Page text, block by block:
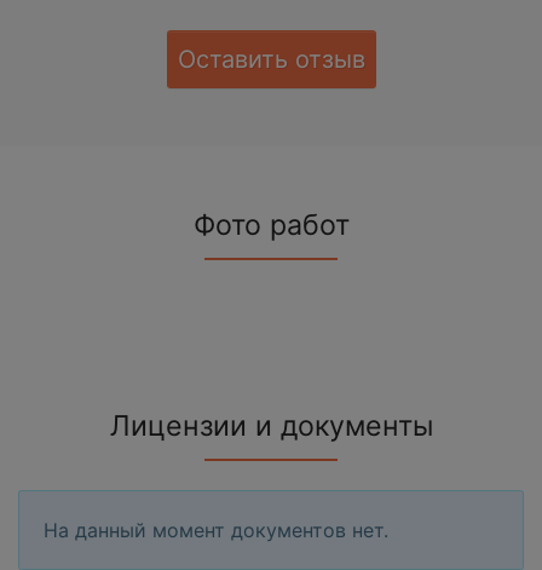
Оставить отзыв
Фото работ
Лицензии и документы
На данный момент документов нет.